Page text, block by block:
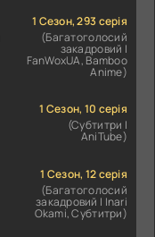
1 Сезон, 293 серія
(Багатоголосий
закадровий |
FanWoxUA, Bamboo
Anime)
1 Сезон, 10 серія
(Субтитри |
AniTube)
1 Сезон, 12 серія
(Багатоголосий
закадровий | Inari
Okami, Субтитри)